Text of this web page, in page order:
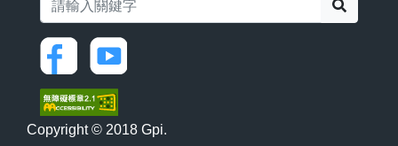
Copyright © 2018 Gpi.